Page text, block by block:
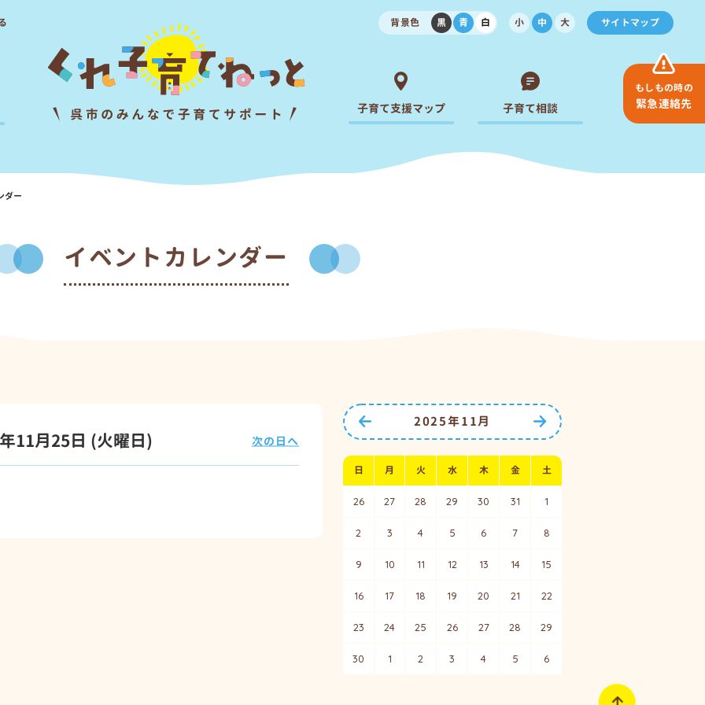
背景色 黒 青 白 小 中 大 サイトマップ
子育て支援マップ 子育て相談
もしもの時の
緊急連絡先
ダー
イベントカレンダー
11月25日 (火曜日) 次の日へ
前の月へ 次の月へ
2025年11月
日 月 火 水 木 金 土
26 27 28 29 30 31 1
2 3 4 5 6 7 8
9 10 11 12 13 14 15
16 17 18 19 20 21 22
23 24 25 26 27 28 29
30 1 2 3 4 5 6